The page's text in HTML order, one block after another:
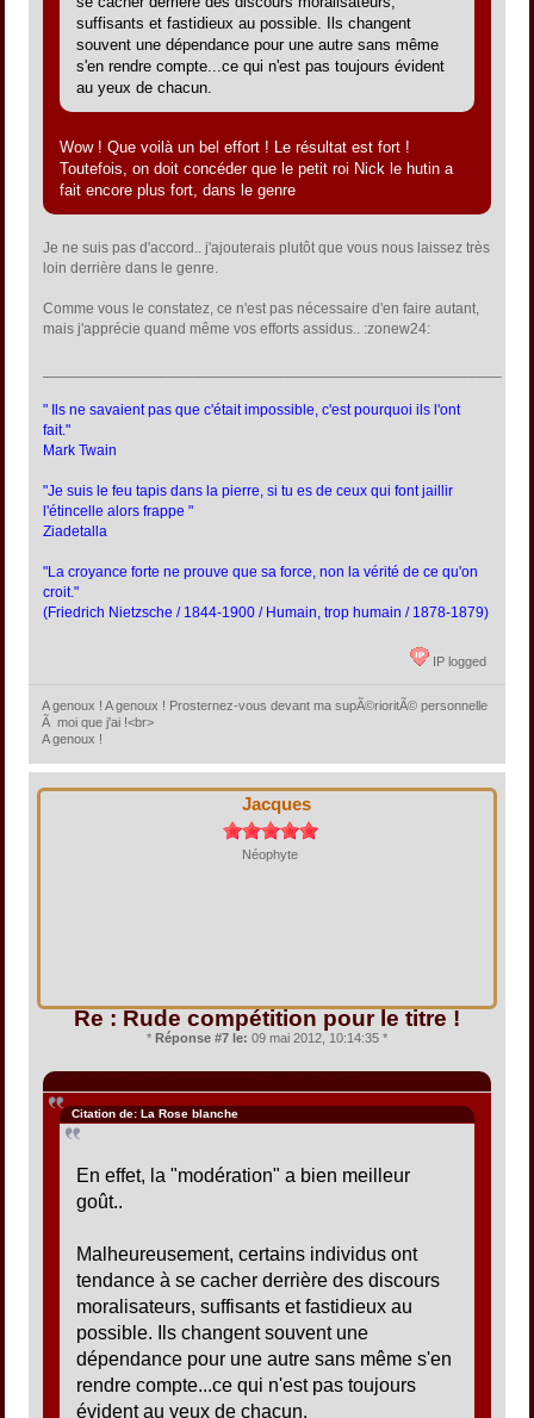
suffisants et fastidieux au possible. Ils changent
souvent une dépendance pour une autre sans même
s'en rendre compte...ce qui n'est pas toujours évident
au yeux de chacun.
Wow ! Que voilà un bel effort ! Le résultat est fort !
Toutefois, on doit concéder que le petit roi Nick le hutin a
fait encore plus fort, dans le genre
Je ne suis pas d'accord.. j'ajouterais plutôt que vous nous laissez très
loin derrière dans le genre.
Comme vous le constatez, ce n'est pas nécessaire d'en faire autant,
mais j'apprécie quand même vos efforts assidus.. :zonew24:
" Ils ne savaient pas que c'était impossible, c'est pourquoi ils l'ont
fait."
Mark Twain
"Je suis le feu tapis dans la pierre, si tu es de ceux qui font jaillir
l'étincelle alors frappe "
Ziadetalla
"La croyance forte ne prouve que sa force, non la vérité de ce qu'on
croit."
(Friedrich Nietzsche / 1844-1900 / Humain, trop humain / 1878-1879)
IP logged
A genoux ! A genoux ! Prosternez-vous devant ma supÃ©rioritÃ© personnelle
Ã moi que j'ai !<br>
A genoux !
Jacques
Néophyte
Re : Rude compétition pour le titre !
* Réponse #7 le: 09 mai 2012, 10:14:35 *
Citation de: La Rose blanche
En effet, la "modération" a bien meilleur
goût..
Malheureusement, certains individus ont
tendance à se cacher derrière des discours
moralisateurs, suffisants et fastidieux au
possible. Ils changent souvent une
dépendance pour une autre sans même s'en
rendre compte...ce qui n'est pas toujours
évident au yeux de chacun.